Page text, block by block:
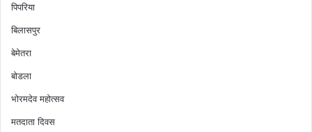
पिपरिया
बिलासपुर
बेमेतरा
बोडला
भोरमदेव महोत्सव
मतदाता दिवस